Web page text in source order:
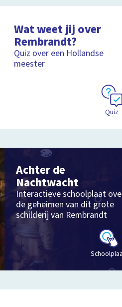
Wat weet jij over
Rembrandt?
Quiz over een Hollandse
meester
Quiz
Achter de
Nachtwacht
Interactieve schoolplaat
de geheimen van dit grote
schilderij van Rembrandt